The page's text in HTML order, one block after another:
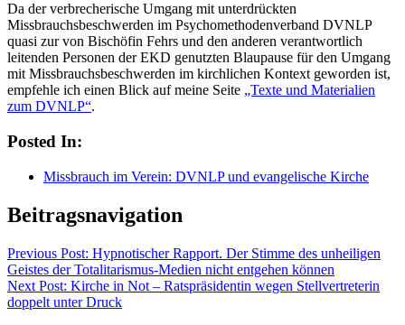
Da der verbrecherische Umgang mit unterdrückten
Missbrauchsbeschwerden im Psychomethodenverband DVNLP
quasi zur von Bischöfin Fehrs und den anderen verantwortlich
leitenden Personen der EKD genutzten Blaupause für den Umgang
mit Missbrauchsbeschwerden im kirchlichen Kontext geworden ist,
empfehle ich einen Blick auf meine Seite „Texte und Materialien
zum DVNLP“.
Posted In:
Missbrauch im Verein: DVNLP und evangelische Kirche
Beitragsnavigation
Previous Post: Hypnotischer Rapport. Der Stimme des unheiligen
Geistes der Totalitarismus-Medien nicht entgehen können
Next Post: Kirche in Not – Ratspräsidentin wegen Stellvertreterin
doppelt unter Druck